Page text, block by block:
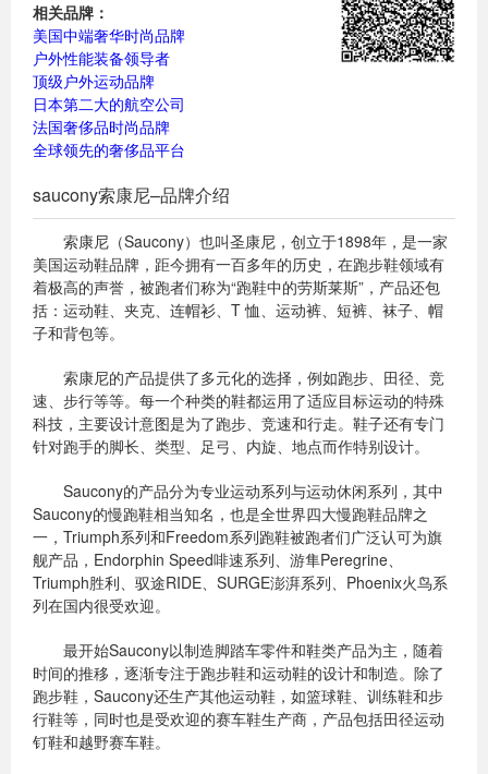
相关品牌：
美国中端奢华时尚品牌
户外性能装备领导者
顶级户外运动品牌
日本第二大的航空公司
法国奢侈品时尚品牌
全球领先的奢侈品平台
saucony索康尼–品牌介绍
索康尼（Saucony）也叫圣康尼，创立于1898年，是一家
美国运动鞋品牌，距今拥有一百多年的历史，在跑步鞋领域有
着极高的声誉，被跑者们称为“跑鞋中的劳斯莱斯”，产品还包
括：运动鞋、夹克、连帽衫、T 恤、运动裤、短裤、袜子、帽
子和背包等。
索康尼的产品提供了多元化的选择，例如跑步、田径、竞
速、步行等等。每一个种类的鞋都运用了适应目标运动的特殊
科技，主要设计意图是为了跑步、竞速和行走。鞋子还有专门
针对跑手的脚长、类型、足弓、内旋、地点而作特别设计。
Saucony的产品分为专业运动系列与运动休闲系列，其中
Saucony的慢跑鞋相当知名，也是全世界四大慢跑鞋品牌之
一，Triumph系列和Freedom系列跑鞋被跑者们广泛认可为旗
舰产品，Endorphin Speed啡速系列、游隼Peregrine、
Triumph胜利、驭途RIDE、SURGE澎湃系列、Phoenix火鸟系
列在国内很受欢迎。
最开始Saucony以制造脚踏车零件和鞋类产品为主，随着
时间的推移，逐渐专注于跑步鞋和运动鞋的设计和制造。除了
跑步鞋，Saucony还生产其他运动鞋，如篮球鞋、训练鞋和步
行鞋等，同时也是受欢迎的赛车鞋生产商，产品包括田径运动
钉鞋和越野赛车鞋。